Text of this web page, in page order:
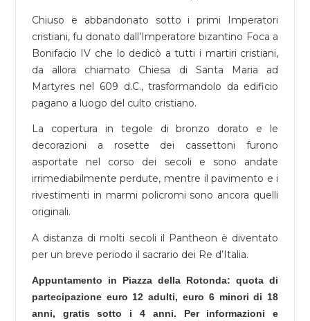
Chiuso e abbandonato sotto i primi Imperatori
cristiani, fu donato dall’Imperatore bizantino Foca a
Bonifacio IV che lo dedicò a tutti i martiri cristiani,
da allora chiamato Chiesa di Santa Maria ad
Martyres nel 609 d.C., trasformandolo da edificio
pagano a luogo del culto cristiano.
La copertura in tegole di bronzo dorato e le
decorazioni a rosette dei cassettoni furono
asportate nel corso dei secoli e sono andate
irrimediabilmente perdute, mentre il pavimento e i
rivestimenti in marmi policromi sono ancora quelli
originali.
A distanza di molti secoli il Pantheon è diventato
per un breve periodo il sacrario dei Re d’Italia.
Appuntamento in Piazza della Rotonda: quota di
partecipazione euro 12 adulti, euro 6 minori di 18
anni, gratis sotto i 4 anni. Per informazioni e